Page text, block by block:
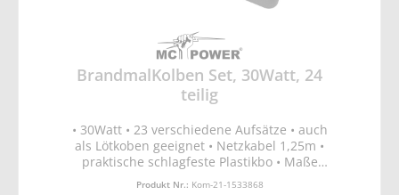
BrandmalKolben Set, 30Watt, 24
teilig
• 30Watt • 23 verschiedene Aufsätze • auch
als Lötkoben geeignet • Netzkabel 1,25m •
praktische schlagfeste Plastikbo • Maße
240x140x40mm Gewicht 440g
Produkt Nr.: Kom-21-1533868